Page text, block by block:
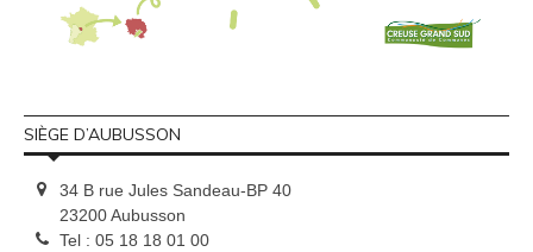
SIÈGE D’AUBUSSON
34 B rue Jules Sandeau-BP 40
23200 Aubusson
Tel : 05 18 18 01 00